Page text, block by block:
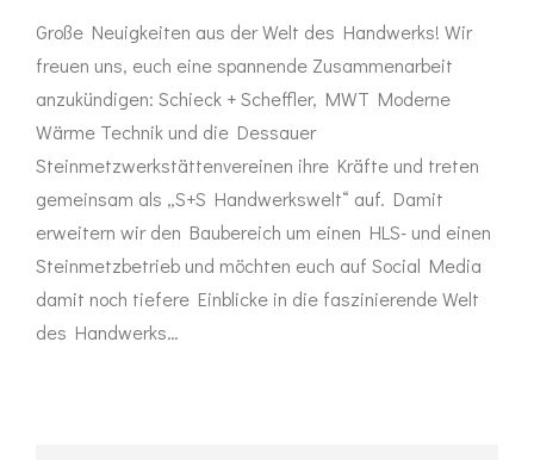
Große Neuigkeiten aus der Welt des Handwerks! Wir
freuen uns, euch eine spannende Zusammenarbeit
anzukündigen: Schieck + Scheffler, MWT Moderne
Wärme Technik und die Dessauer
Steinmetzwerkstättenvereinen ihre Kräfte und treten
gemeinsam als „S+S Handwerkswelt“ auf. Damit
erweitern wir den Baubereich um einen HLS- und einen
Steinmetzbetrieb und möchten euch auf Social Media
damit noch tiefere Einblicke in die faszinierende Welt
des Handwerks…